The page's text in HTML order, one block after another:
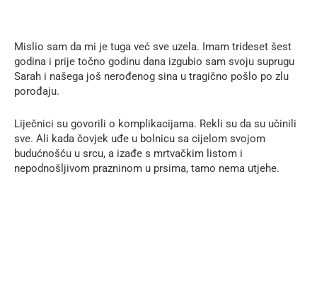
Mislio sam da mi je tuga već sve uzela. Imam trideset šest
godina i prije točno godinu dana izgubio sam svoju suprugu
Sarah i našega još nerođenog sina u tragično pošlo po zlu
porođaju.
Liječnici su govorili o komplikacijama. Rekli su da su učinili
sve. Ali kada čovjek uđe u bolnicu sa cijelom svojom
budućnošću u srcu, a izađe s mrtvačkim listom i
nepodnošljivom prazninom u prsima, tamo nema utjehe.